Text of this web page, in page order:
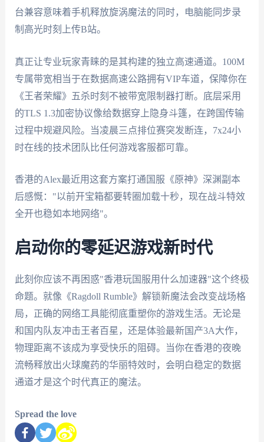
台兼容意味着手机释放旋涡魔法的同时，电脑能同步录
制高光时刻上传B站。
真正让专业玩家青睐的是其构建的独立高速通道。100M
专属带宽相当于在数据高速公路拥有VIP车道，保障你在
《王者荣耀》五杀时刻不被带宽限制器打断。底层采用
的TLS 1.3加密协议像给数据穿上隐身斗篷，在跨国传输
过程中规避风险。当凌晨三点排位赛突发断连，7x24小
时在线的技术团队比任何游戏客服都可靠。
香港的Alex最近用这套方案打通国服《原神》深渊副本
后感慨："以前开宝箱都要转圈加载十秒，现在战斗特效
全开也稳如本地网络"。
启动你的零延迟游戏新时代
此刻你应该不再困惑"香港玩国服用什么加速器"这个终极
命题。就像《Ragdoll Rumble》解锁新魔法会改变战场格
局，正确的网络工具能彻底重塑你的游戏生活。无论是
和国内队友冲击王者百星，还是体验最新国产3A大作，
物理距离不该成为享受快乐的阻碍。当你在香港的夜晚
流畅释放出火球魔药的华丽特效时，会明白稳定的数据
通道才是这个时代真正的魔法。
Spread the love